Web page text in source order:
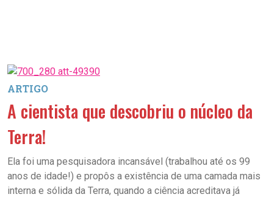
ARTIGO
A cientista que descobriu o núcleo da
Terra!
Ela foi uma pesquisadora incansável (trabalhou até os 99
anos de idade!) e propôs a existência de uma camada mais
interna e sólida da Terra, quando a ciência acreditava já